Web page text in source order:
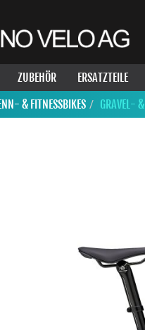
ZUBEHÖR ERSATZTEILE
& FITNESSBIKES GRAVEL-